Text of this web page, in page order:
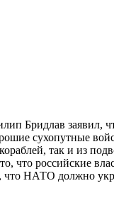
заявил,
сухопутные
так и из
что российские
что НАТО должно